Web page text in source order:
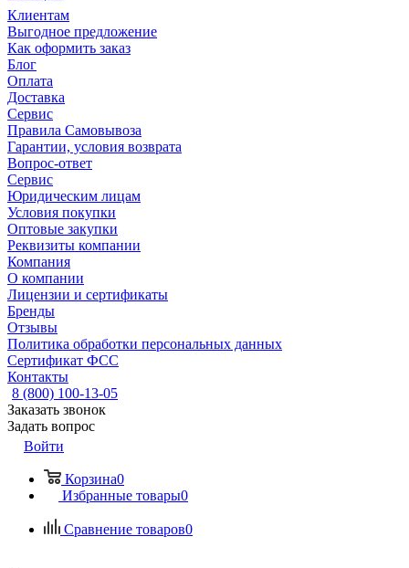
Клиентам
Выгодное предложение
Как оформить заказ
Блог
Оплата
Доставка
Сервис
Правила Самовывоза
Гарантии, условия возврата
Вопрос-ответ
Сервис
Юридическим лицам
Условия покупки
Оптовые закупки
Реквизиты компании
Компания
О компании
Лицензии и сертификаты
Бренды
Отзывы
Политика обработки персональных данных
Сертификат ФСС
Контакты
8 (800) 100-13-05
Заказать звонок
Задать вопрос
Войти
Корзина0
Избранные товары0
Сравнение товаров0